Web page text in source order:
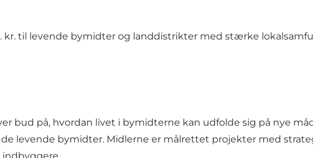
kr. til levende bymidter og landdistrikter med stærke
bud på, hvordan livet i bymidterne kan udfolde sig på nye
levende bymidter. Midlerne er målrettet projekter med